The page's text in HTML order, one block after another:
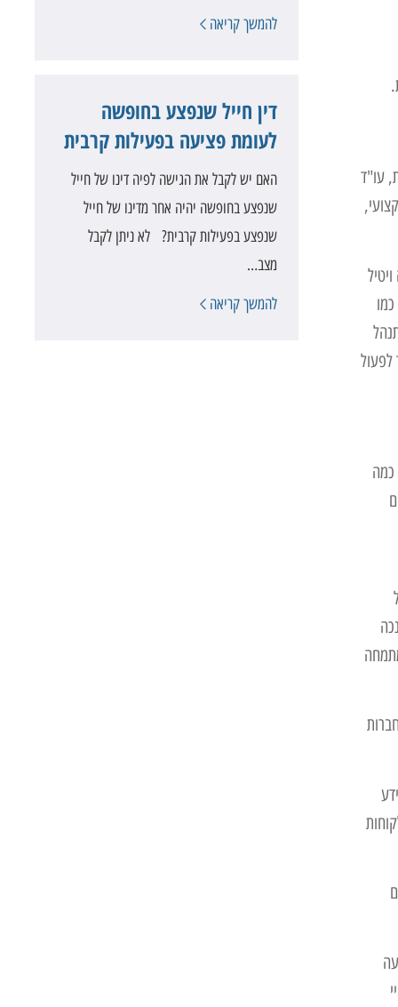
עו"ד
לפעול
כמה
להמשך קריאה
דין חייל שנפצע בחופשה
לעומת פציעה בפעילות קרבית
האם יש לקבל את הגישה לפיה דינו של חייל
שנפצע בחופשה יהיה אחר מדינו של חייל
שנפצע בפעילות קרבית? לא ניתן לקבל
מצב…
להמשך קריאה